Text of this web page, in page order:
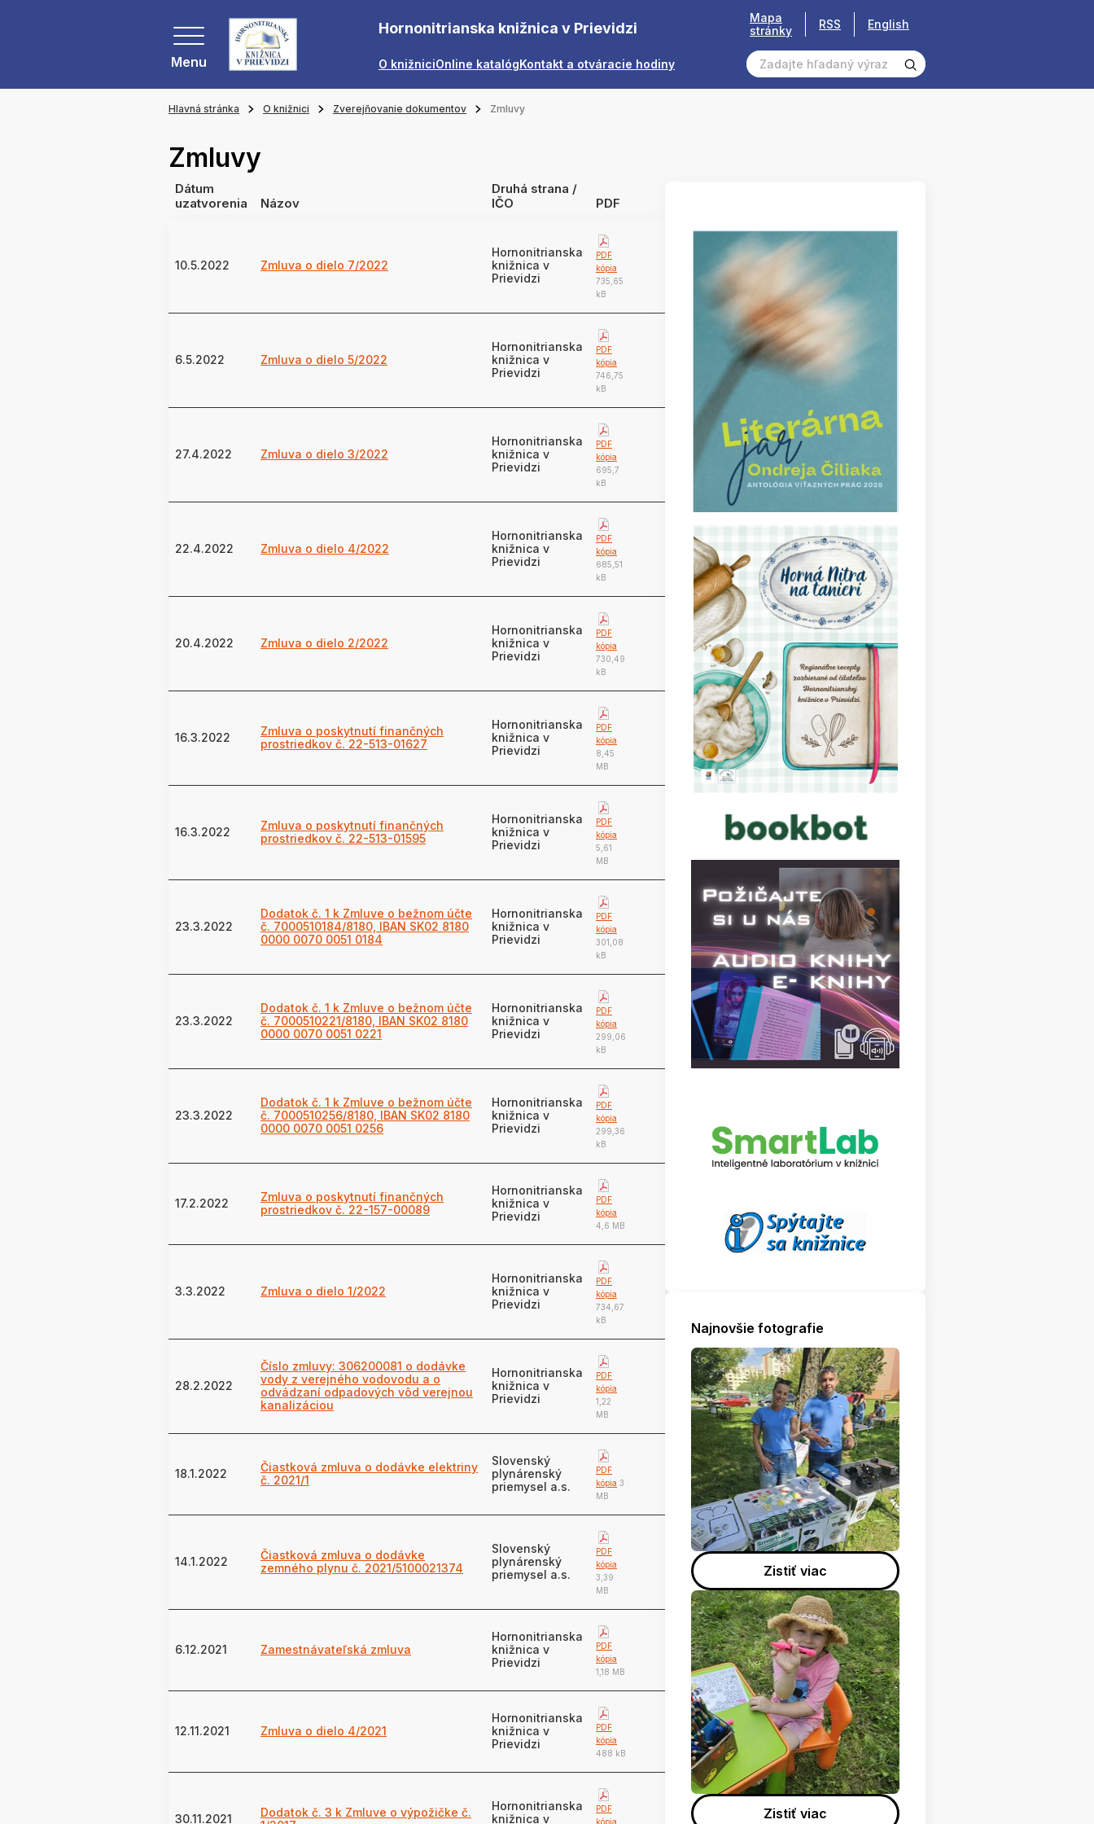
Menu
Hornonitrianska knižnica v Prievidzi
O knižniciOnline katalógKontakt a otváracie hodiny
Mapa
stránky
RSS English
Hlavná stránka O knižnici Zverejňovanie dokumentov Zmluvy
Zmluvy
Dátum
uzatvorenia
Názov
Druhá strana /
IČO
PDF
10.5.2022 Zmluva o dielo 7/2022
Hornonitrianska
knižnica v
Prievidzi
PDF
kópia
735,65
kB
6.5.2022 Zmluva o dielo 5/2022
Hornonitrianska
knižnica v
Prievidzi
PDF
kópia
746,75
kB
27.4.2022 Zmluva o dielo 3/2022
Hornonitrianska
knižnica v
Prievidzi
PDF
kópia
695,7
kB
22.4.2022 Zmluva o dielo 4/2022
Hornonitrianska
knižnica v
Prievidzi
PDF
kópia
685,51
kB
20.4.2022 Zmluva o dielo 2/2022
Hornonitrianska
knižnica v
Prievidzi
PDF
kópia
730,49
kB
16.3.2022
Zmluva o poskytnutí finančných
prostriedkov č. 22-513-01627
Hornonitrianska
knižnica v
Prievidzi
PDF
kópia
8,45
MB
16.3.2022
Zmluva o poskytnutí finančných
prostriedkov č. 22-513-01595
Hornonitrianska
knižnica v
Prievidzi
PDF
kópia
5,61
MB
23.3.2022
Dodatok č. 1 k Zmluve o bežnom účte
č. 7000510184/8180, IBAN SK02 8180
0000 0070 0051 0184
Hornonitrianska
knižnica v
Prievidzi
PDF
kópia
301,08
kB
23.3.2022
Dodatok č. 1 k Zmluve o bežnom účte
č. 7000510221/8180, IBAN SK02 8180
0000 0070 0051 0221
Hornonitrianska
knižnica v
Prievidzi
PDF
kópia
299,06
kB
23.3.2022
Dodatok č. 1 k Zmluve o bežnom účte
č. 7000510256/8180, IBAN SK02 8180
0000 0070 0051 0256
Hornonitrianska
knižnica v
Prievidzi
PDF
kópia
299,36
kB
17.2.2022
Zmluva o poskytnutí finančných
prostriedkov č. 22-157-00089
Hornonitrianska
knižnica v
Prievidzi
PDF
kópia
4,6 MB
3.3.2022 Zmluva o dielo 1/2022
Hornonitrianska
knižnica v
Prievidzi
PDF
kópia
734,67
kB
28.2.2022
Číslo zmluvy: 306200081 o dodávke
vody z verejného vodovodu a o
odvádzaní odpadových vôd verejnou
kanalizáciou
Hornonitrianska
knižnica v
Prievidzi
PDF
kópia
1,22
MB
18.1.2022
Čiastková zmluva o dodávke elektriny
č. 2021/1
Slovenský
plynárenský
priemysel a.s.
PDF
kópia 3
MB
14.1.2022
Čiastková zmluva o dodávke
zemného plynu č. 2021/5100021374
Slovenský
plynárenský
priemysel a.s.
PDF
kópia
3,39
MB
6.12.2021 Zamestnávateľská zmluva
Hornonitrianska
knižnica v
Prievidzi
PDF
kópia
1,18 MB
12.11.2021 Zmluva o dielo 4/2021
Hornonitrianska
knižnica v
Prievidzi
PDF
kópia
488 kB
30.11.2021
Dodatok č. 3 k Zmluve o výpožičke č.
Hornonitrianska
knižnica v
PDF
kópia
Najnovšie fotografie
Zistiť viac
Zistiť viac